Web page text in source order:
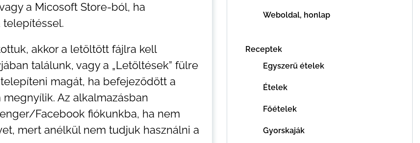
a Micosoft Store-ból, ha
akkor a letöltött fájlra kell
találunk, vagy a „Letöltések” fülre
magát, ha befejeződött a
Az alkalmazásban
Facebook fiókunkba, ha nem
mert anélkül nem tudjuk használni a
Weboldal, honlap
Receptek
Egyszerű ételek
Ételek
Főételek
Gyorskaják